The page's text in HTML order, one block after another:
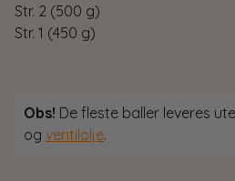
Str. 2 (500 g)
Str. 1 (450 g)
Obs! De fleste baller leveres
og ventilolje.